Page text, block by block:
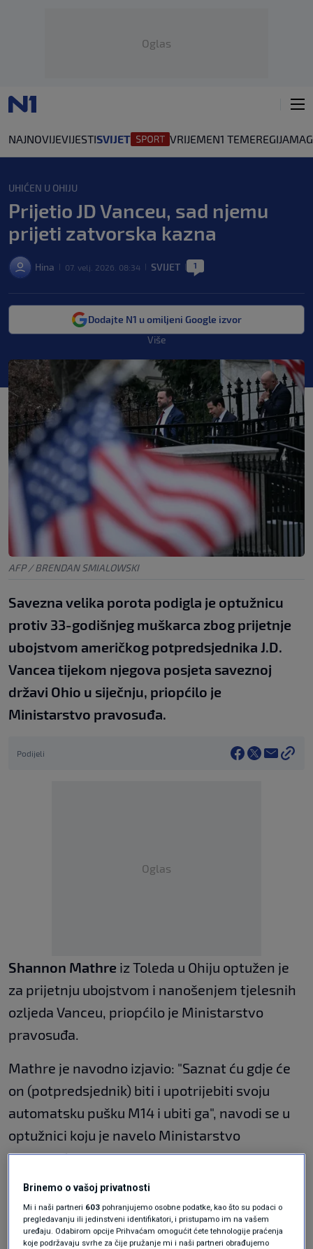
Oglas
NAJNOVIJEVIJESTISVIJET VRIJEMEN1 TEMEREGIJA
UHIĆEN U OHIJU
Prijetio JD Vanceu, sad njemu
prijeti zatvorska kazna
Hina 07. velj. 2026. 08:34 SVIJET 1
Dodajte N1 u omiljeni Google izvor
Više
AFP / BRENDAN SMIALOWSKI
Savezna velika porota podigla je optužnicu
protiv 33-godišnjeg muškarca zbog prijetnje
ubojstvom američkog potpredsjednika J.D.
Vancea tijekom njegova posjeta saveznoj
državi Ohio u siječnju, priopćilo je
Ministarstvo pravosuđa.
Podijeli
Oglas
Shannon Mathre iz Toleda u Ohiju optužen je
za prijetnju ubojstvom i nanošenjem tjelesnih
ozljeda Vanceu, priopćilo je Ministarstvo
pravosuđa.
Mathre je navodno izjavio: "Saznat ću gdje će
on (potpredsjednik) biti i upotrijebiti svoju
automatsku pušku M14 i ubiti ga", navodi se u
optužnici koju je navelo Ministarstvo
pravosuđa.
Mathrea su uhitili agenti američke tajne
službe. Odvjetnik Mathrea nije odmah bio
dostupan.
Brinemo o vašoj privatnosti
Mi i naši partneri 603 pohranjujemo osobne podatke, kao što su podaci o
pregledavanju ili jedinstveni identifikatori, i pristupamo im na vašem
uređaju. Odabirom opcije Prihvaćam omogućit ćete tehnologije praćenja
koje podržavaju svrhe za čije pružanje mi i naši partneri obrađujemo